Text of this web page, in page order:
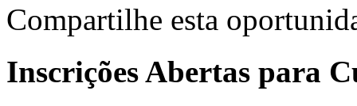
Compartilhe esta
Inscrições Abertas para